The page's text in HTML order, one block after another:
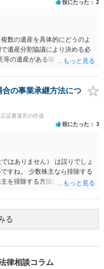
。また、親族間で利害対立が
意思確認の観点から、委任状
こともあり得ます。 公正証書
その存在や内容を誰に開示す
よる問題です。まずは、母親
確に伝えてもらい、委任状の
回答を求めることが考えられ
親本人の意思能力や真意、兄
弁護士に資料（遺言書案、委
履歴、兄とのやり取り等）を
。
役にたった 2
数の遺産を具体的にどうのよ
遺産分割協議により決める必
等の遺産がある場合に、どの遺
け方をするのか等について
る必要があります）。
の事業承継方法につ
証書遺言の作成
役にたった 3
はありません） は誤りでしょ
すね。 少数株主なら排除する
を排除する方法は現実的にあ
ないでしょう。 また、出資者
社を立ち上げることも考えら
長が没した後に相続人から承
見ながらご参考まで。
る
律相談コラム